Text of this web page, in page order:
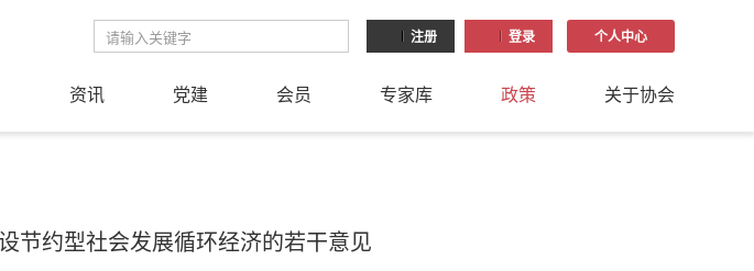
注册 登录 个人中心
资讯 党建 会员 专家库 政策 关于协会
节约型社会发展循环经济的若干意见